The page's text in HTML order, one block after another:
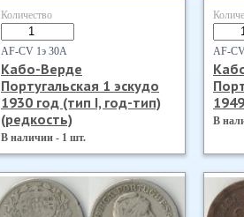
Количество
AF-CV 1э 30А
Кабо-Верде
Португальская 1 эскудо
1930 год (тип I, год-тип)
(редкость)
В наличии - 1 шт.
AF-
В